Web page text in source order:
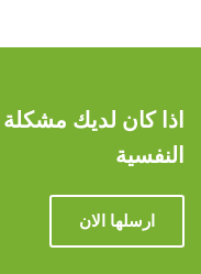
اذا كان لديك
النفسية
ارسلها الان